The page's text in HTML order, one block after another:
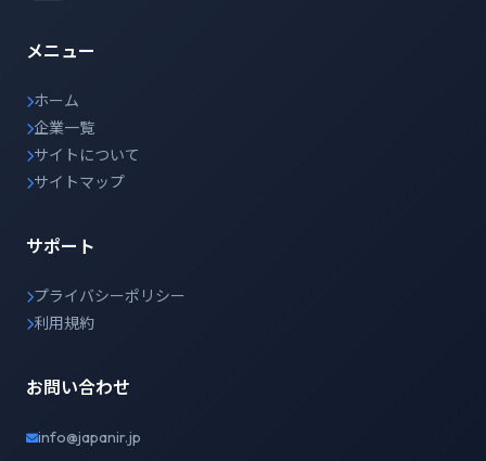
メニュー
ホーム
企業一覧
サイトについて
サイトマップ
サポート
プライバシーポリシー
利用規約
お問い合わせ
info@japanir.jp